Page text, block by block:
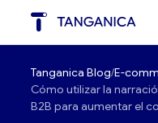
Tanganica Blog E-
Cómo utilizar la
B2B para aumentar el